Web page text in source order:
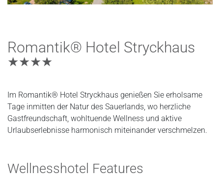
Romantik® Hotel Stryckhaus
★★★★
Im Romantik® Hotel Stryckhaus genießen Sie erholsame
Tage inmitten der Natur des Sauerlands, wo herzliche
Gastfreundschaft, wohltuende Wellness und aktive
Urlaubserlebnisse harmonisch miteinander verschmelzen.
Wellnesshotel Features